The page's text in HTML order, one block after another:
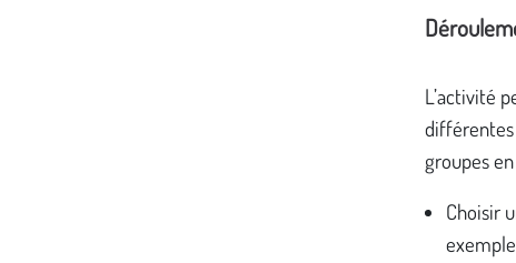
L’activité
différentes
groupes
Choisir